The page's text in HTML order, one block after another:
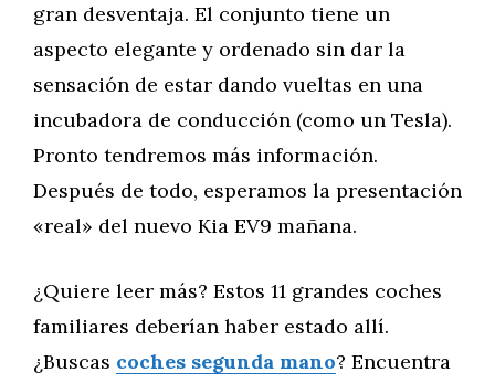
gran desventaja. El conjunto tiene un
aspecto elegante y ordenado sin dar la
sensación de estar dando vueltas en una
incubadora de conducción (como un Tesla).
Pronto tendremos más información.
Después de todo, esperamos la presentación
«real» del nuevo Kia EV9 mañana.
¿Quiere leer más? Estos 11 grandes coches
familiares deberían haber estado allí.
¿Buscas coches segunda mano? Encuentra